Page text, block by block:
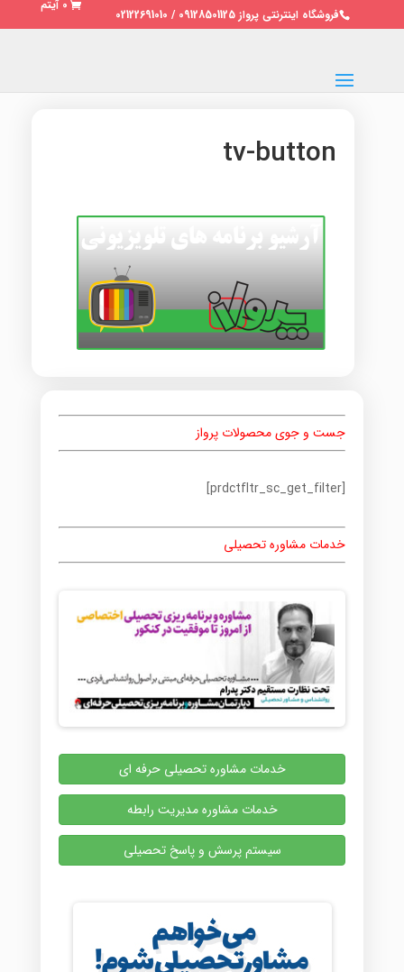
فروشگاه اینترنتی پرواز 09128501125 / 02122691010
0 آیتم
tv-button
جست و جوی محصولات پرواز
[prdctfltr_sc_get_filter]
خدمات مشاوره تحصیلی
خدمات مشاوره تحصیلی حرفه ای
خدمات مشاوره مدیریت رابطه
سیستم پرسش و پاسخ تحصیلی